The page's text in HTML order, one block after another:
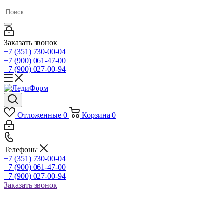
Заказать звонок
+7 (351) 730-00-04
+7 (900) 061-47-00
+7 (900) 027-00-94
Отложенные 0 Корзина 0
Телефоны
+7 (351) 730-00-04
+7 (900) 061-47-00
+7 (900) 027-00-94
Заказать звонок